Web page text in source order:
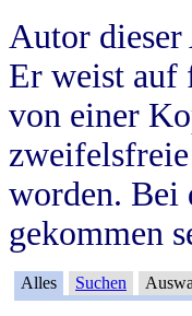
Autor
Er weist auf
von einer
worden. Bei
gekommen
Alles Suchen